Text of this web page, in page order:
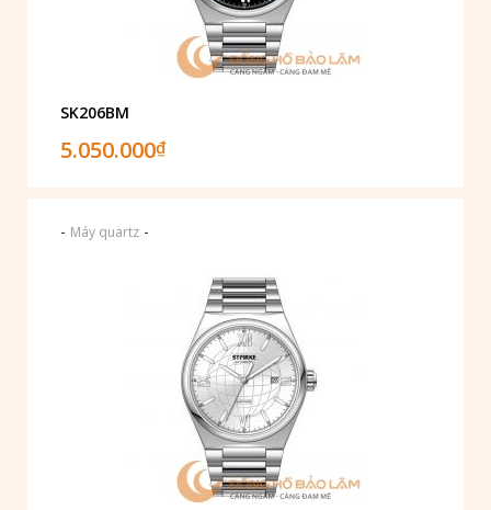
SK206BM
5.050.000₫
- Máy quartz -